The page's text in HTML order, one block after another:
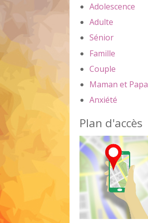
Adolescence
Adulte
Sénior
Famille
Couple
Maman et Papa
Anxiété
Plan d'accès